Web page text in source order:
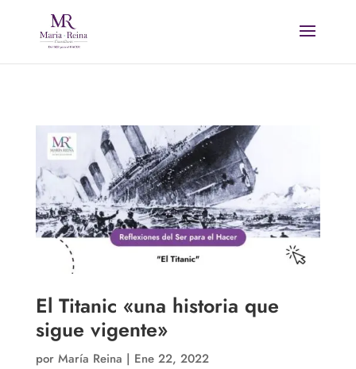
El Titanic «una historia que
sigue vigente»
por María Reina | Ene 22, 2022